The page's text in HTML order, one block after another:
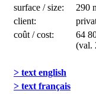
surface / size:
290
client:
coût / cost:
64
(val.
> text english
> text français